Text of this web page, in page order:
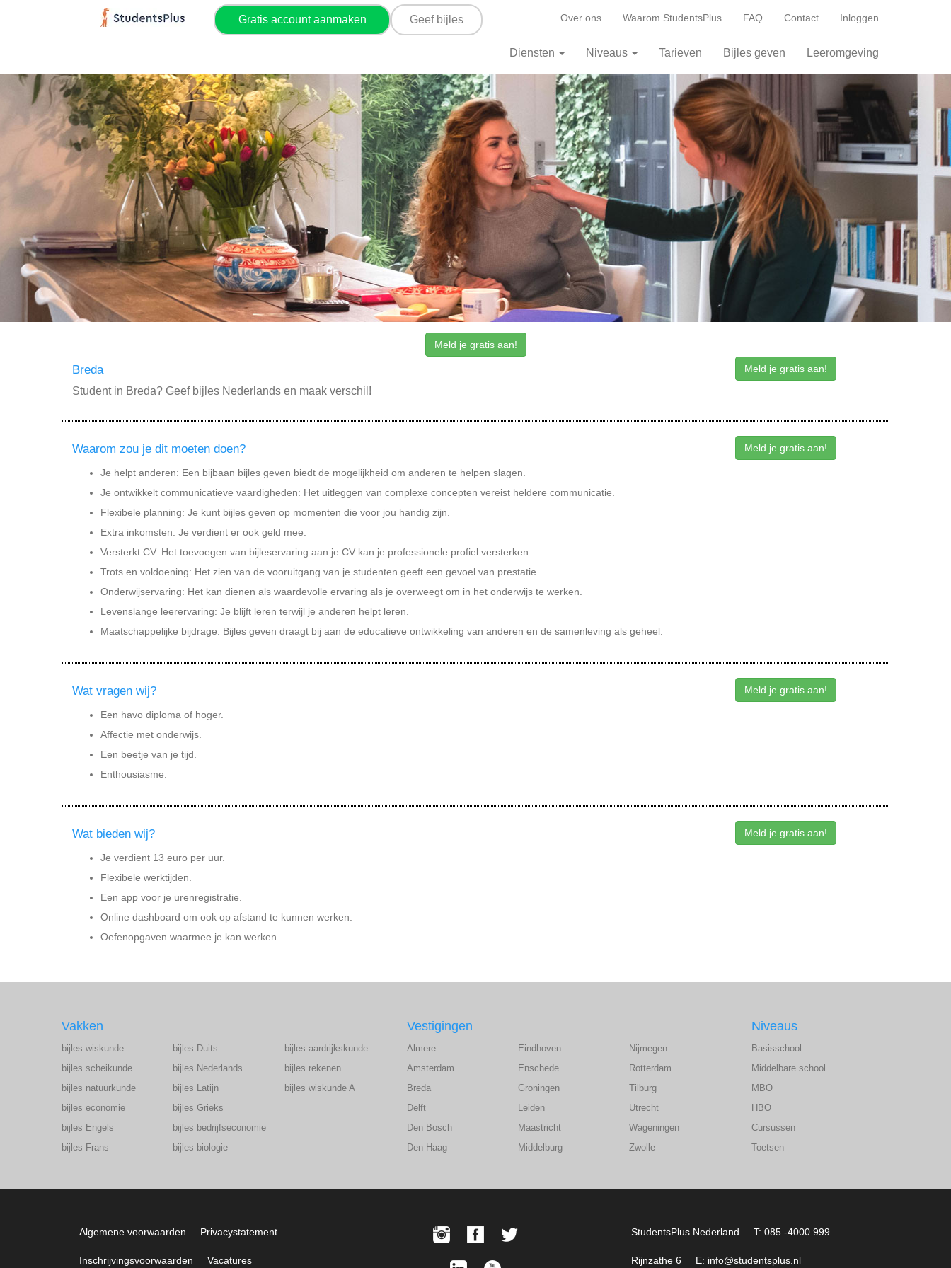
Gratis account aanmaken Geef bijles Over ons Waarom StudentsPlus FAQ Contact Inloggen
Diensten Niveaus Tarieven Bijles geven Leeromgeving
Meld je gratis aan!
Breda
Student in Breda? Geef bijles Nederlands en maak verschil!
Meld je gratis aan!
Waarom zou je dit moeten doen?
Je helpt anderen: Een bijbaan bijles geven biedt de mogelijkheid om anderen te helpen slagen.
Je ontwikkelt communicatieve vaardigheden: Het uitleggen van complexe concepten vereist heldere communicatie.
Flexibele planning: Je kunt bijles geven op momenten die voor jou handig zijn.
Extra inkomsten: Je verdient er ook geld mee.
Versterkt CV: Het toevoegen van bijleservaring aan je CV kan je professionele profiel versterken.
Trots en voldoening: Het zien van de vooruitgang van je studenten geeft een gevoel van prestatie.
Onderwijservaring: Het kan dienen als waardevolle ervaring als je overweegt om in het onderwijs te werken.
Levenslange leerervaring: Je blijft leren terwijl je anderen helpt leren.
Maatschappelijke bijdrage: Bijles geven draagt bij aan de educatieve ontwikkeling van anderen en de samenleving als geheel.
Meld je gratis aan!
Wat vragen wij?
Een havo diploma of hoger.
Affectie met onderwijs.
Een beetje van je tijd.
Enthousiasme.
Meld je gratis aan!
Wat bieden wij?
Je verdient 13 euro per uur.
Flexibele werktijden.
Een app voor je urenregistratie.
Online dashboard om ook op afstand te kunnen werken.
Oefenopgaven waarmee je kan werken.
Meld je gratis aan!
Vakken
bijles wiskunde
bijles scheikunde
bijles natuurkunde
bijles economie
bijles Engels
bijles Frans
bijles Duits
bijles Nederlands
bijles Latijn
bijles Grieks
bijles bedrijfseconomie
bijles biologie
bijles aardrijkskunde
bijles rekenen
bijles wiskunde A
Vestigingen
Almere
Amsterdam
Breda
Delft
Den Bosch
Den Haag
Eindhoven
Enschede
Groningen
Leiden
Maastricht
Middelburg
Nijmegen
Rotterdam
Tilburg
Utrecht
Wageningen
Zwolle
Niveaus
Basisschool
Middelbare school
MBO
HBO
Cursussen
Toetsen
Algemene voorwaarden Privacystatement
Inschrijvingsvoorwaarden Vacatures
StudentsPlus Nederland T: 085 -4000 999
Rijnzathe 6 E: info@studentsplus.nl